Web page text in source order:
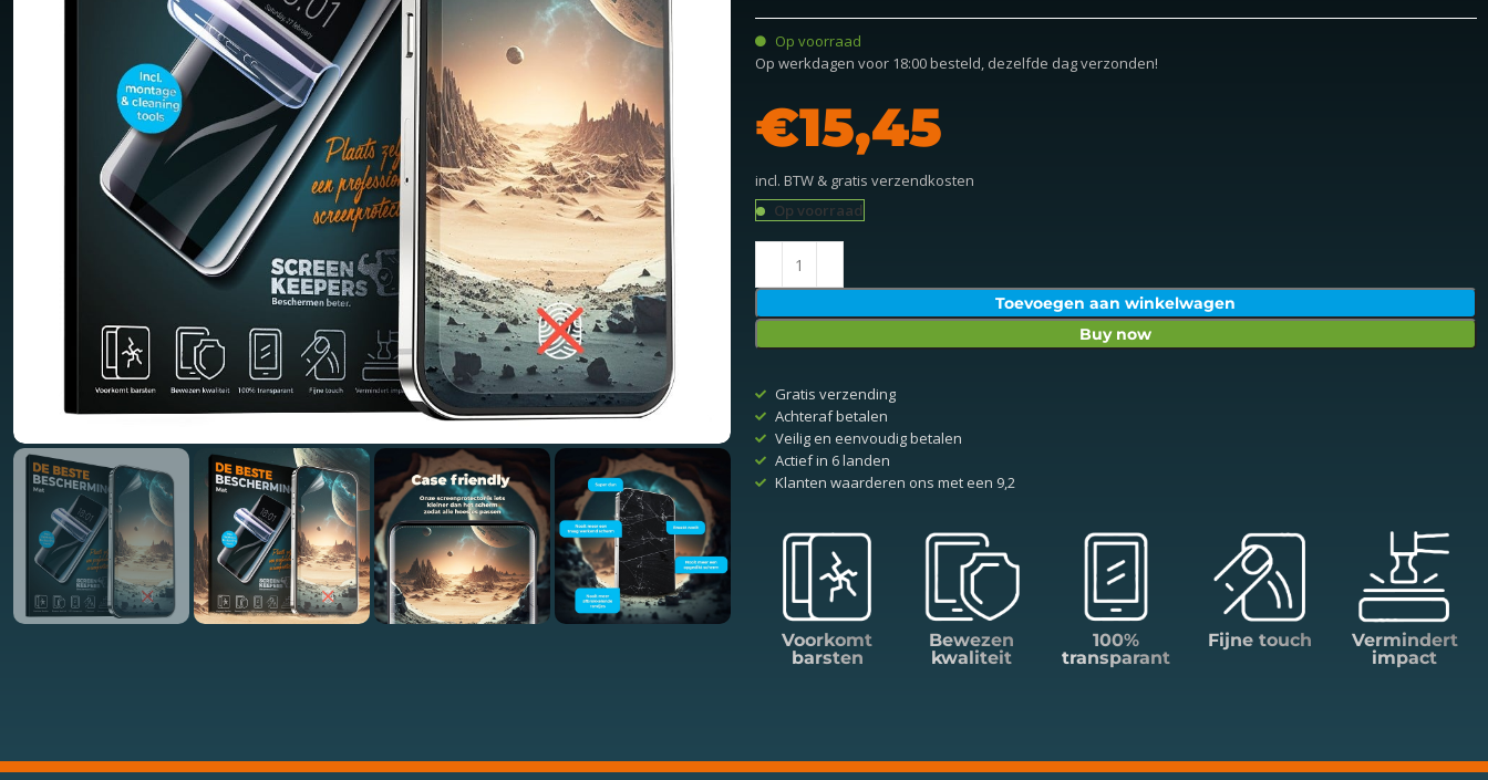
Op voorraad
Op werkdagen voor 18:00 besteld, dezelfde dag verzonden!
€
incl. BTW & gratis verzendkosten
Op voorraad
Toevoegen aan winkelwagen
Buy now
Gratis verzending
Achteraf betalen
Veilig en eenvoudig betalen
Actief in 6 landen
Klanten waarderen ons met een 9,2
Voorkomt
barsten
Bewezen
kwaliteit
100%
transparant
Fijne touch
Vermindert
impact